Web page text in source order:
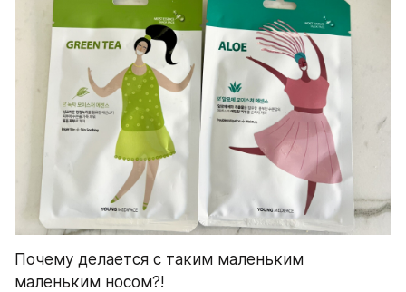
Почему делается с таким маленьким
маленьким носом?!